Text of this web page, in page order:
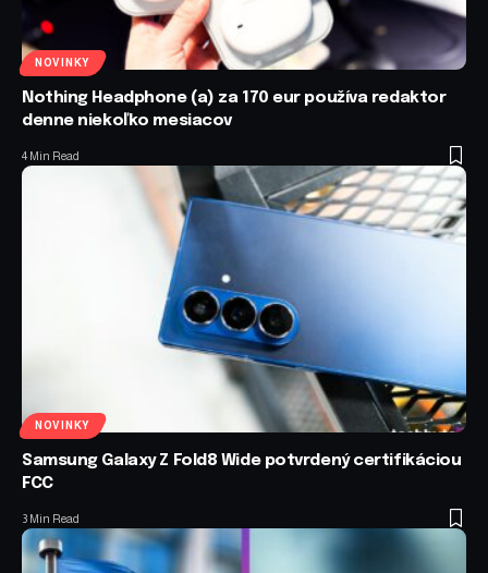
NOVINKY
Nothing Headphone (a) za 170 eur používa redaktor
denne niekoľko mesiacov
4 Min Read
NOVINKY
Samsung Galaxy Z Fold8 Wide potvrdený certifikáciou
FCC
3 Min Read